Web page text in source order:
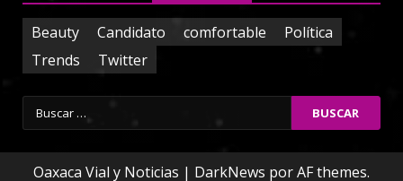
Beauty Candidato comfortable
Política
Trends
Twitter
Buscar:
Oaxaca Vial y Noticias | DarkNews por AF themes.